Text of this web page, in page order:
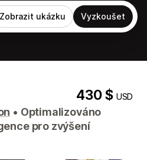
Zobrazit ukázku Vyzkoušet
430 $USD
• Optimalizováno
pro zvýšení